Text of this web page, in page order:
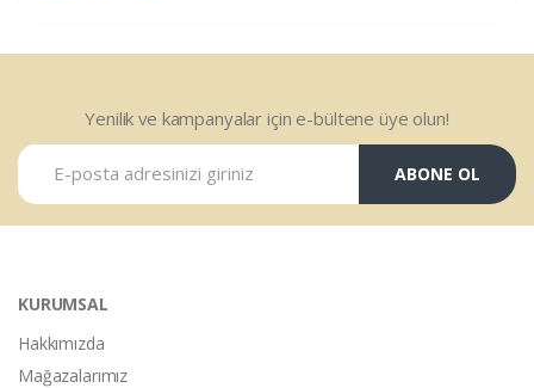
Yenilik ve kampanyalar için e-bültene üye olun!
ABONE OL
KURUMSAL
Hakkımızda
Mağazalarımız